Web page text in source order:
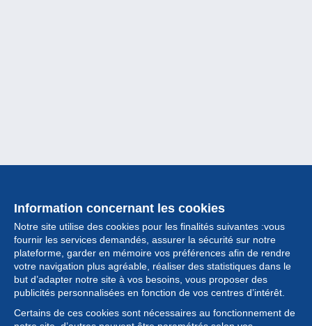
Information concernant les cookies
Notre site utilise des cookies pour les finalités suivantes :vous
fournir les services demandés, assurer la sécurité sur notre
plateforme, garder en mémoire vos préférences afin de rendre
votre navigation plus agréable, réaliser des statistiques dans le
but d’adapter notre site à vos besoins, vous proposer des
publicités personnalisées en fonction de vos centres d’intérêt.
Certains de ces cookies sont nécessaires au fonctionnement de
Collection
Actualités